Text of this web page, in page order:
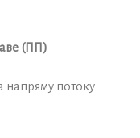
(ПП)
напряму потоку